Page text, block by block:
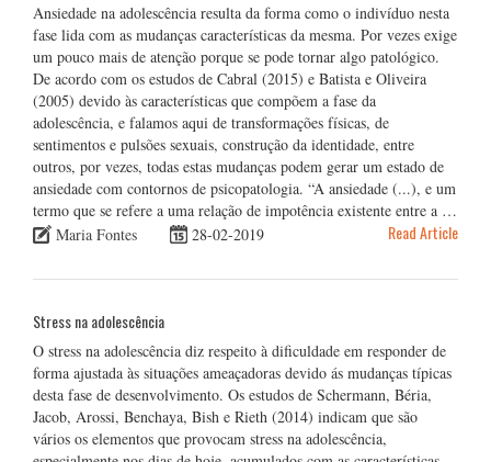
Ansiedade na adolescência resulta da forma como o indivíduo nesta
fase lida com as mudanças características da mesma. Por vezes exige
um pouco mais de atenção porque se pode tornar algo patológico.
De acordo com os estudos de Cabral (2015) e Batista e Oliveira
(2005) devido às características que compõem a fase da
adolescência, e falamos aqui de transformações físicas, de
sentimentos e pulsões sexuais, construção da identidade, entre
outros, por vezes, todas estas mudanças podem gerar um estado de
ansiedade com contornos de psicopatologia. “A ansiedade (...), e um
termo que se refere a uma relação de impotência existente entre a …
Maria Fontes
28-02-2019 Read Article
Stress na adolescência
O stress na adolescência diz respeito à dificuldade em responder de
forma ajustada às situações ameaçadoras devido ás mudanças típicas
desta fase de desenvolvimento. Os estudos de Schermann, Béria,
Jacob, Arossi, Benchaya, Bish e Rieth (2014) indicam que são
vários os elementos que provocam stress na adolescência,